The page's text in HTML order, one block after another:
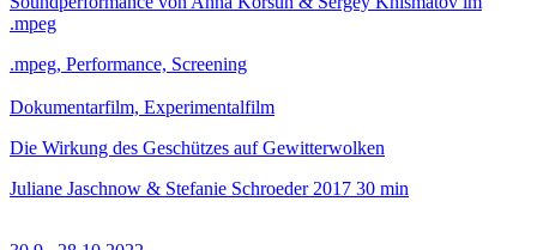
.mpeg
.mpeg, Performance, Screening
Dokumentarfilm, Experimentalfilm
Die Wirkung des Geschützes auf Gewitterwolken
Juliane Jaschnow & Stefanie Schroeder 2017 30 min